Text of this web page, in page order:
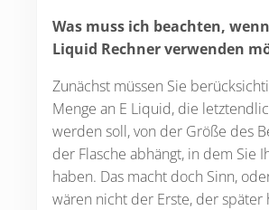
Was muss ich beachten,
Liquid Rechner verwenden
Zunächst müssen Sie
Menge an E Liquid, die
werden soll, von der Größe des
der Flasche abhängt, in dem Sie
haben. Das macht doch Sinn,
wären nicht der Erste, der später